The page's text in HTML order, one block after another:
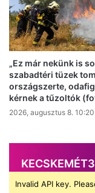
„Ez már nekünk is
szabadtéri tüzek
országszerte,
kérnek a tűzoltók
2026, augusztus 8. 10:20
Invalid API key.